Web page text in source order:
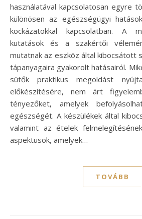
használatával kapcsolatosan egyre
különösen az egészségügyi
kockázatokkal kapcsolatban. A
kutatások és a szakértői
mutatnak az eszköz által kibocsátott
tápanyagaira gyakorolt hatásairól.
sütők praktikus megoldást
előkészítésére, nem árt
tényezőket, amelyek
egészségét. A készülékek által
valamint az ételek
aspektusok, amelyek…
TOVÁBB